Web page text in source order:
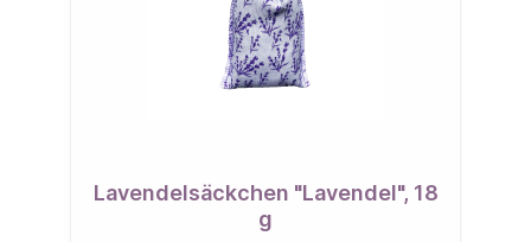
Lavendelsäckchen "Lavendel", 18
g